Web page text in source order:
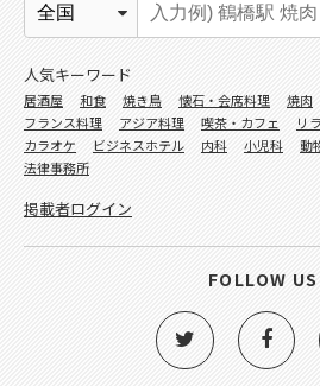
人気キーワード
居酒屋 和食 焼き鳥 懐石・会席料理 焼肉
フランス料理
アジア料理 喫茶・カフェ リ
カラオケ
ビジネスホテル 内科 小児科 動
法律事務所
掲載者ログイン
FOLLOW